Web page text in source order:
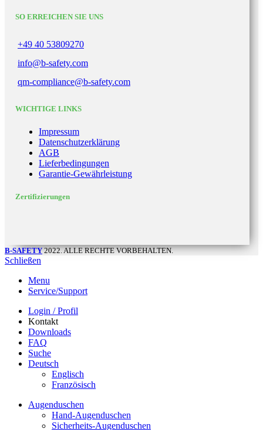
SO ERREICHEN SIE UNS
+49 40 53809270
info@b-safety.com
qm-compliance@b-safety.com
WICHTIGE LINKS
Impressum
Datenschutzerklärung
AGB
Lieferbedingungen
Garantie-Gewährleistung
Zertifizierungen
B-SAFETY 2022. ALLE RECHTE VORBEHALTEN.
Schließen
Menu
Service/Support
Login / Profil
Kontakt
Downloads
FAQ
Suche
Deutsch
Englisch
Französisch
Augenduschen
Hand-Augenduschen
Sicherheits-Augenduschen